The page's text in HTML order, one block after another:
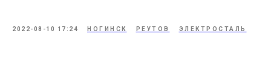
2022-08-10 17:24 НОГИНСК РЕУТОВ ЭЛЕКТРОСТАЛЬ